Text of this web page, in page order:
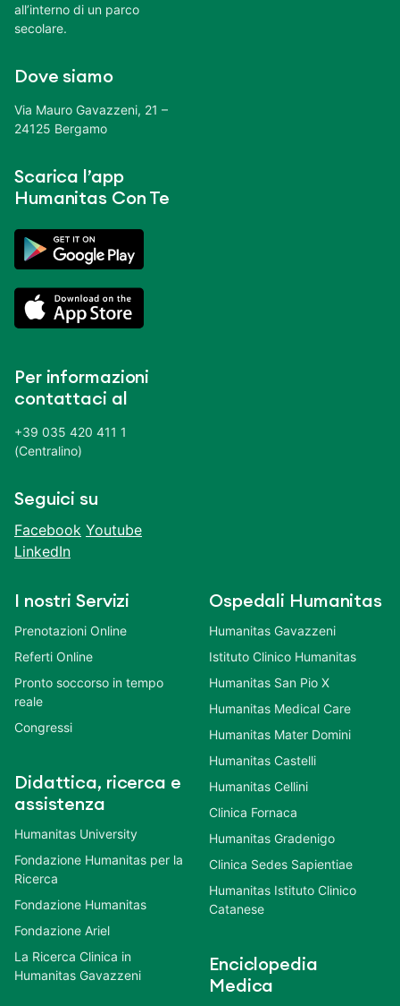
all’interno di un parco
secolare.
Dove siamo
Via Mauro Gavazzeni, 21 –
24125 Bergamo
Scarica l’app
Humanitas Con Te
Per informazioni
contattaci al
+39 035 420 411 1
(Centralino)
Seguici su
Facebook Youtube
LinkedIn
I nostri Servizi
Prenotazioni Online
Referti Online
Pronto soccorso in tempo
reale
Congressi
Didattica, ricerca e
assistenza
Humanitas University
Fondazione Humanitas per la
Ricerca
Fondazione Humanitas
Fondazione Ariel
La Ricerca Clinica in
Humanitas Gavazzeni
Ospedali Humanitas
Humanitas Gavazzeni
Istituto Clinico Humanitas
Humanitas San Pio X
Humanitas Medical Care
Humanitas Mater Domini
Humanitas Castelli
Humanitas Cellini
Clinica Fornaca
Humanitas Gradenigo
Clinica Sedes Sapientiae
Humanitas Istituto Clinico
Catanese
Enciclopedia
Medica